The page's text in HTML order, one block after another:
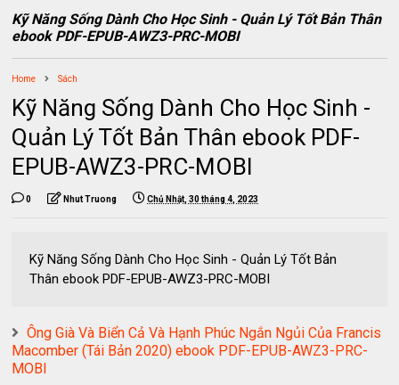
Kỹ Năng Sống Dành Cho Học Sinh - Quản Lý Tốt Bản Thân
ebook PDF-EPUB-AWZ3-PRC-MOBI
Home Sách
Kỹ Năng Sống Dành Cho Học Sinh -
Quản Lý Tốt Bản Thân ebook PDF-
EPUB-AWZ3-PRC-MOBI
0 Nhut Truong Chủ Nhật, 30 tháng 4, 2023
Kỹ Năng Sống Dành Cho Học Sinh - Quản Lý Tốt Bản
Thân ebook PDF-EPUB-AWZ3-PRC-MOBI
Ông Già Và Biển Cả Và Hạnh Phúc Ngắn Ngủi Của Francis
Macomber (Tái Bản 2020) ebook PDF-EPUB-AWZ3-PRC-
MOBI